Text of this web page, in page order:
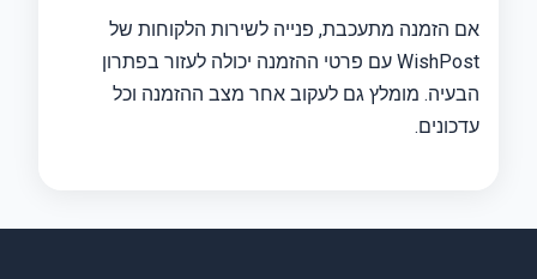
אם הזמנה מתעכבת, פנייה לשירות הלקוחות של
WishPost עם פרטי ההזמנה יכולה לעזור בפתרון
הבעיה. מומלץ גם לעקוב אחר מצב ההזמנה וכל
עדכונים.